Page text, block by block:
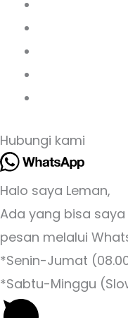
Hubungi kami
Halo saya Leman,
Ada yang bisa
pesan melalui
*Senin-Jumat
*Sabtu-Minggu